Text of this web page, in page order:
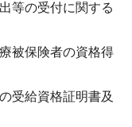
等の受付に関する
被保険者の資格得
受給資格証明書及